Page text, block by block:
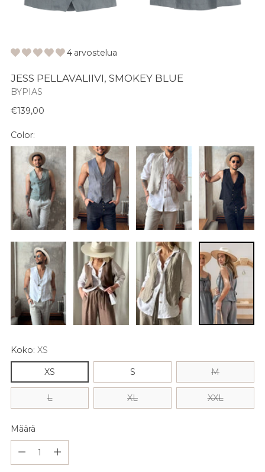
4 arvostelua
JESS PELLAVALIIVI, SMOKEY BLUE
BYPIAS
Normaali
€139,00
Color:
Koko: XS
XS S M
L XL XXL
Määrä